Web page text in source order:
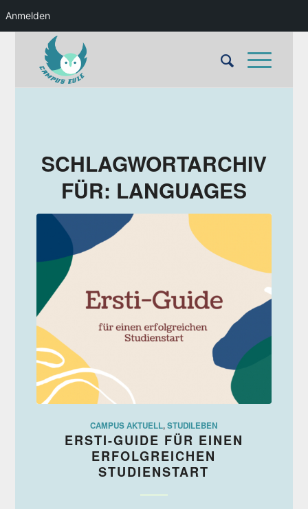
Anmelden
SCHLAGWORTARCHIV
FÜR: LANGUAGES
CAMPUS AKTUELL,STUDILEBEN
ERSTI-GUIDE FÜR EINEN
ERFOLGREICHEN
STUDIENSTART